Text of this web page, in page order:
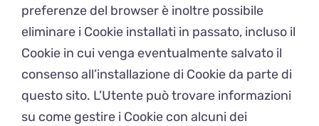
preferenze del browser è inoltre possibile
eliminare i Cookie installati in passato, incluso il
Cookie in cui venga eventualmente salvato il
consenso all’installazione di Cookie da parte di
questo sito. L’Utente può trovare informazioni
su come gestire i Cookie con alcuni dei